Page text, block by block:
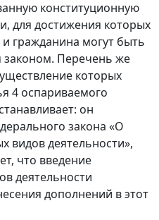
конституционную
для достижения которых
гражданина могут быть
Перечень же
которых
4 оспариваемого
он
закона «О
видов деятельности»,
что введение
деятельности
дополнений в этот